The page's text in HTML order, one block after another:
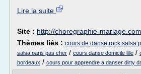
Lire la suite
Site : http://choregraphie-mariage.com
Thèmes liés : cours de danse rock salsa
salsa paris pas cher / cours danse domicile lille /
bordeaux / cours pour apprendre a danser dirty